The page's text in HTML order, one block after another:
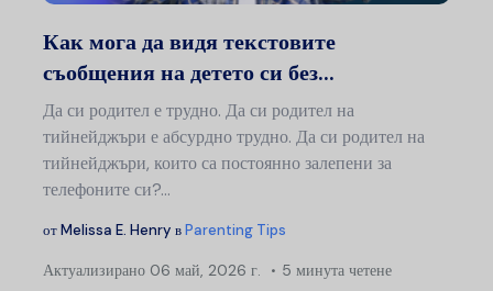
Как мога да видя текстовите
съобщения на детето си без...
Да си родител е трудно. Да си родител на
тийнейджъри е абсурдно трудно. Да си родител на
тийнейджъри, които са постоянно залепени за
телефоните си?…
отMelissa E. Henry вParenting Tips
Актуализирано 06 май, 2026 г. 5 минута четене